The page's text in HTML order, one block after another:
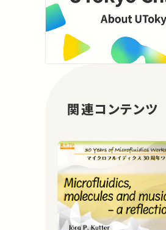
関連コンテンツ